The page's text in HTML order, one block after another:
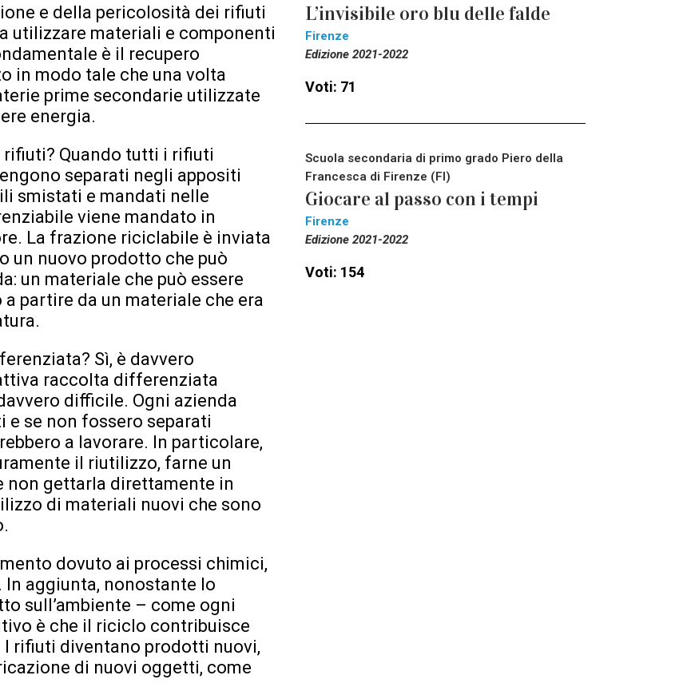
e della pericolosità dei rifiuti
utilizzare materiali e componenti
è il recupero
in modo tale che una volta
prime secondarie utilizzate
energia.
Quando tutti i rifiuti
separati negli appositi
smistati e mandati nelle
viene mandato in
La frazione riciclabile è inviata
un nuovo prodotto che può
un materiale che può essere
partire da un materiale che era
Sì, è davvero
raccolta differenziata
difficile. Ogni azienda
se non fossero separati
a lavorare. In particolare,
il riutilizzo, farne un
non gettarla direttamente in
di materiali nuovi che sono
dovuto ai processi chimici,
aggiunta, nonostante lo
sull’ambiente – come ogni
è che il riciclo contribuisce
rifiuti diventano prodotti nuovi,
di nuovi oggetti, come
L’invisibile oro blu delle falde
Firenze
Edizione 2021-2022
Voti: 71
Scuola secondaria di primo grado Piero della
Francesca di Firenze (FI)
Giocare al passo con i tempi
Firenze
Edizione 2021-2022
Voti: 154